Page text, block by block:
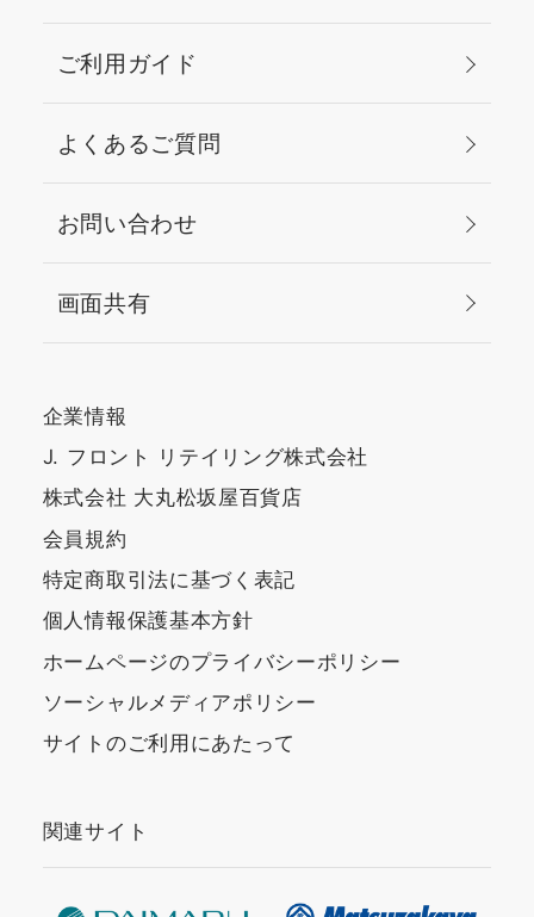
ご利用ガイド
よくあるご質問
お問い合わせ
画面共有
企業情報
J. フロント リテイリング株式会社
株式会社 大丸松坂屋百貨店
会員規約
特定商取引法に基づく表記
個人情報保護基本方針
ホームページのプライバシーポリシー
ソーシャルメディアポリシー
サイトのご利用にあたって
関連サイト